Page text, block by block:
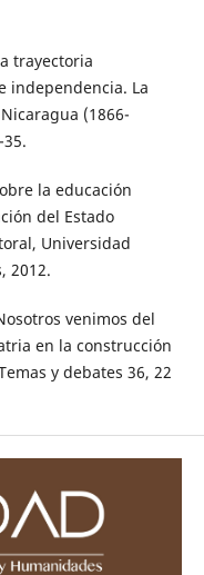
trayectoria
independencia. La
(1866-
la educación
del Estado
Universidad
2012.
venimos del
en la construcción
y debates 36, 22